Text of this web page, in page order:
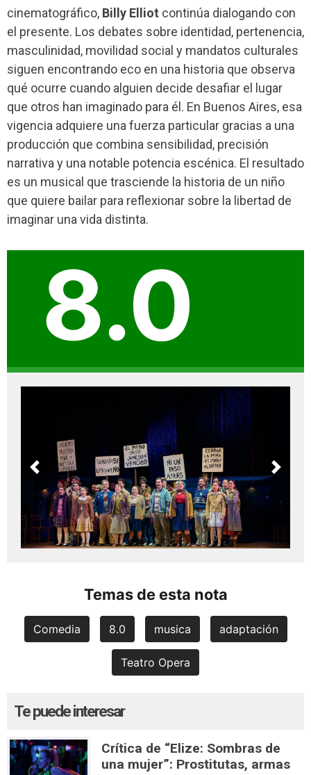
cinematográfico, Billy Elliot continúa dialogando con
el presente. Los debates sobre identidad, pertenencia,
masculinidad, movilidad social y mandatos culturales
siguen encontrando eco en una historia que observa
qué ocurre cuando alguien decide desafiar el lugar
que otros han imaginado para él. En Buenos Aires, esa
vigencia adquiere una fuerza particular gracias a una
producción que combina sensibilidad, precisión
narrativa y una notable potencia escénica. El resultado
es un musical que trasciende la historia de un niño
que quiere bailar para reflexionar sobre la libertad de
imaginar una vida distinta.
8.0
Previous Next
Temas de esta nota
Comedia 8.0 musica adaptación
Teatro Opera
Te puede interesar
Crítica de “Elize: Sombras de
una mujer”: Prostitutas, armas